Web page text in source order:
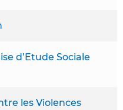
d’Etude Sociale
les Violences